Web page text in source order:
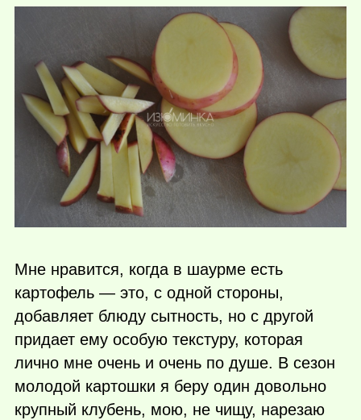
Мне нравится, когда в шаурме есть
картофель — это, с одной стороны,
добавляет блюду сытность, но с другой
придает ему особую текстуру, которая
лично мне очень и очень по душе. В сезон
молодой картошки я беру один довольно
крупный клубень, мою, не чищу, нарезаю